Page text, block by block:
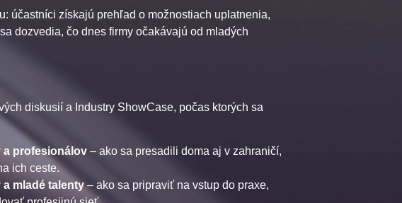
účastníci získajú prehľad o možnostiach uplatnenia,
dozvedia, čo dnes firmy očakávajú od mladých
diskusií a Industry ShowCase, počas ktorých sa
a profesionálov – ako sa presadili doma aj v zahraničí,
ich ceste.
mladé talenty– ako sa pripraviť na vstup do praxe,